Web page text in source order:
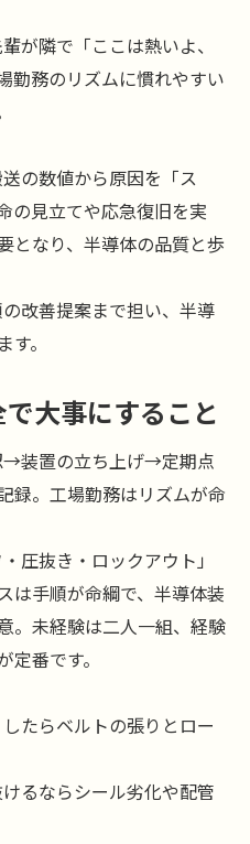
が隣で「ここは熱いよ、
勤務のリズムに慣れやすい
の数値から原因を「ス
の見立てや応急復旧を実
となり、半導体の品質と歩
改善提案まで担い、半導
。
大事にすること
→装置の立ち上げ→定期点
。工場勤務はリズムが命
圧抜き・ロックアウト」
は手順が命綱で、半導体装
。未経験は二人一組、経験
定番です。
たらベルトの張りとロー
るならシール劣化や配管